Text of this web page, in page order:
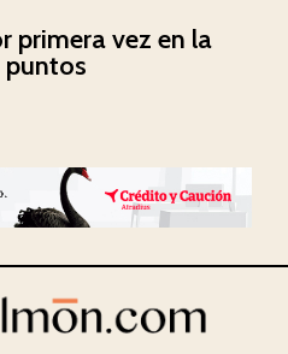
primera vez en la